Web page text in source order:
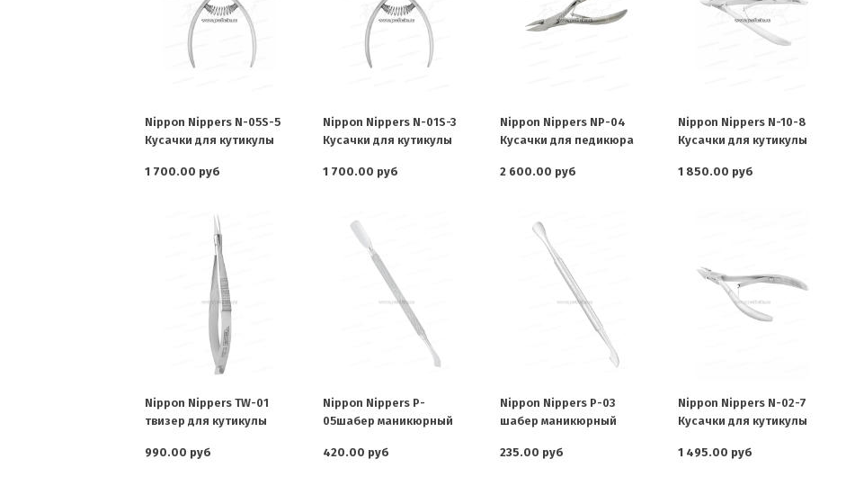
Nippon Nippers N-05S-5
Кусачки для кутикулы
1 700.00 руб
Nippon Nippers N-01S-3
Кусачки для кутикулы
1 700.00 руб
Nippon Nippers NP-04
Кусачки для педикюра
2 600.00 руб
Nippon Nippers N-10-8
Кусачки для кутикулы
1 850.00 руб
Nippon Nippers TW-01
твизер для кутикулы
990.00 руб
Nippon Nippers P-
05шабер маникюрный
420.00 руб
Nippon Nippers P-03
шабер маникюрный
235.00 руб
Nippon Nippers N-02-7
Кусачки для кутикулы
1 495.00 руб